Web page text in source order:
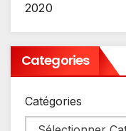
2020
Categories
Catégories